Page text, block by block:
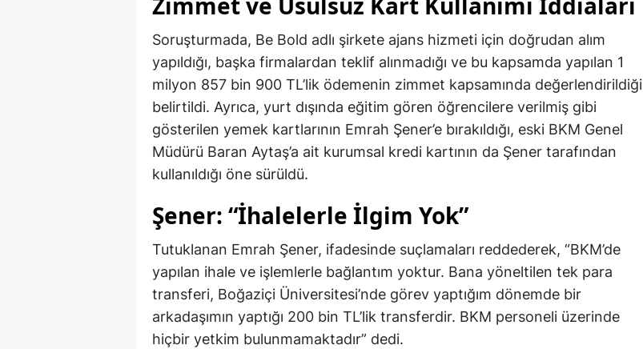
Soruşturmada, Be Bold adlı şirkete ajans hizmeti için doğrudan alım
yapıldığı, başka firmalardan teklif alınmadığı ve bu kapsamda yapılan 1
milyon 857 bin 900 TL’lik ödemenin zimmet kapsamında değerlendirildiği
belirtildi. Ayrıca, yurt dışında eğitim gören öğrencilere verilmiş gibi
gösterilen yemek kartlarının Emrah Şener’e bırakıldığı, eski BKM Genel
Müdürü Baran Aytaş’a ait kurumsal kredi kartının da Şener tarafından
kullanıldığı öne sürüldü.
Şener: “İhalelerle İlgim Yok”
Tutuklanan Emrah Şener, ifadesinde suçlamaları reddederek, “BKM’de
yapılan ihale ve işlemlerle bağlantım yoktur. Bana yöneltilen tek para
transferi, Boğaziçi Üniversitesi’nde görev yaptığım dönemde bir
arkadaşımın yaptığı 200 bin TL’lik transferdir. BKM personeli üzerinde
hiçbir yetkim bulunmamaktadır” dedi.